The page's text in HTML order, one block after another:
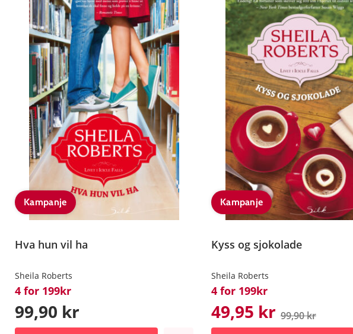
Kampanje
Hva hun vil ha
Sheila Roberts
4 for 199kr
99,90 kr
Kampanje
Kyss og sjokolade
Sheila Roberts
4 for 199kr
49,95 kr 99,90 kr